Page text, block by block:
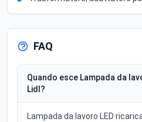
FAQ
Quando esce Lampada da
Lidl?
Lampada da lavoro LED